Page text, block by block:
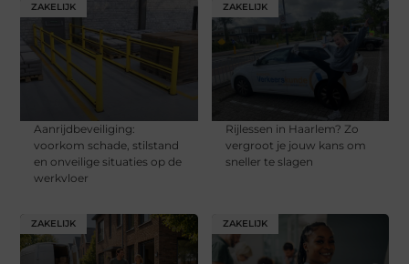
ZAKELIJK
Aanrijdbeveiliging:
voorkom schade, stilstand
en onveilige situaties op de
werkvloer
ZAKELIJK
Rijlessen in Haarlem? Zo
vergroot je jouw kans om
sneller te slagen
ZAKELIJK ZAKELIJK